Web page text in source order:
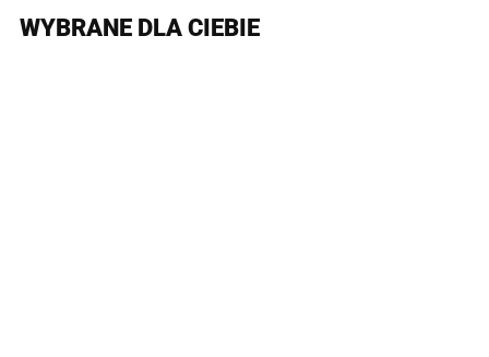
WYBRANE DLA CIEBIE